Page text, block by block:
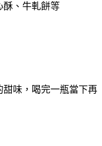
酥、牛軋餅等
味，喝完一瓶當下再